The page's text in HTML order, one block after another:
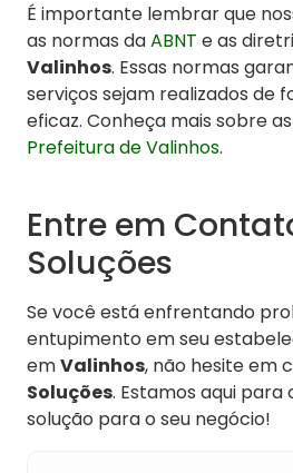
É importante lembrar que
as normas daABNT e as
Valinhos. Essas normas
serviços sejam realizados de
eficaz. Conheça mais sobre
Prefeitura de Valinhos.
Entre em
Soluções
Se você está enfrentando
entupimento em seu
emValinhos, não hesite em
Soluções. Estamos aqui
solução para o seu negócio!